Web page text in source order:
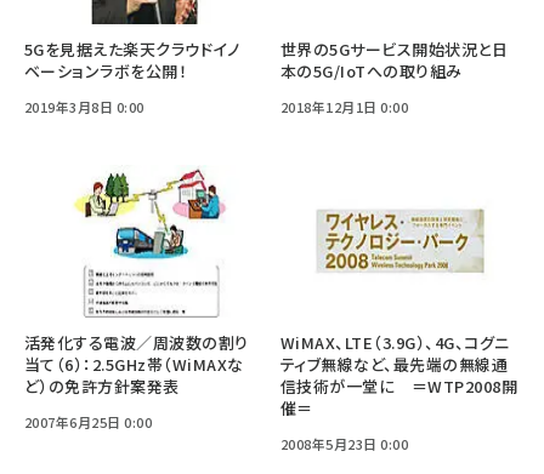
5Gを見据えた楽天クラウドイノ
ベーションラボを公開！
2019年3月8日 0:00
世界の5Gサービス開始状況と日
本の5G/IoTへの取り組み
2018年12月1日 0:00
活発化する電波／周波数の割り
当て（6）：2.5GHz帯（WiMAXな
ど）の免許方針案発表
2007年6月25日 0:00
WiMAX、LTE（3.9G）、4G、コグニ
ティブ無線など、最先端の無線通
信技術が一堂に ＝WTP2008開
催＝
2008年5月23日 0:00